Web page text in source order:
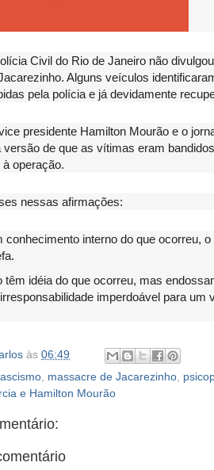
Civil do Rio de Janeiro não
Alguns veículos
pela polícia e já devidamente
presidente Hamilton Mourão e o
de que as vítimas eram
operação.
nessas afirmações:
conhecimento interno do que ocorreu,
têm idéia do que ocorreu, mas
imperdoável para um
às 06:49
massacre de Jacarezinho
e Hamilton Mourão